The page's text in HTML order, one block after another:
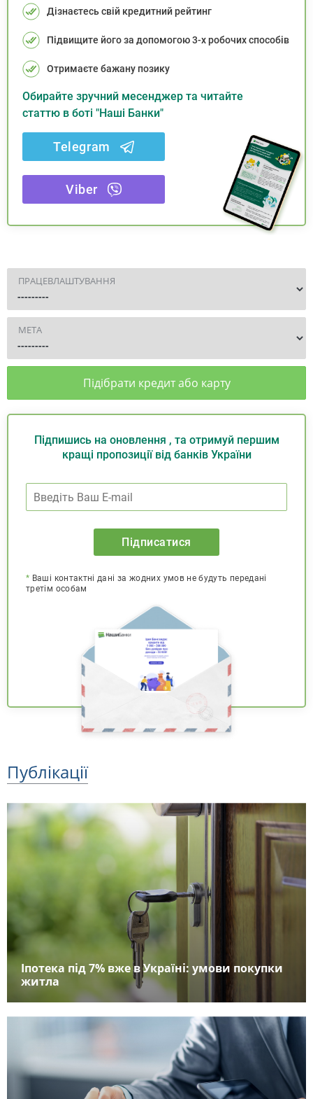
Дізнаєтесь свій кредитний рейтинг
Підвищите його за допомогою 3-х робочих способів
Отримаєте бажану позику
Обирайте зручний месенджер та читайте
статтю в боті "Наші Банки"
Telegram
Viber
ПРАЦЕВЛАШТУВАННЯ
МЕТА
Підібрати кредит або карту
Підпишись на оновлення , та отримуй першим
кращі пропозиції від банків України
Підписатися
* Ваші контактні дані за жодних умов не будуть передані
третім особам
Публікації
Іпотека під 7% вже в Україні: умови покупки
житла